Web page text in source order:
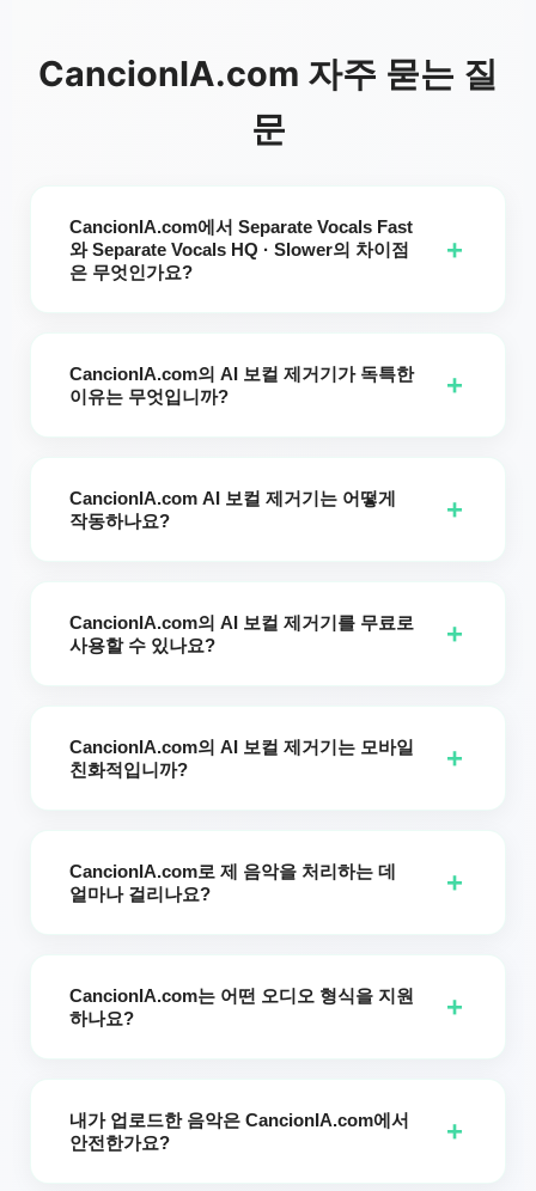
CancionIA.com 자주 묻는 질
문
CancionIA.com에서 Separate Vocals Fast
와 Separate Vocals HQ · Slower의 차이점
은 무엇인가요?
+
Separate Vocals Fast는 모든 사용자가 이용할 수 있는 반면
Separate Vocals HQ · Slower는 프리미엄 가입자 전용입니다.
CancionIA.com의 AI 보컬 제거기가 독특한
이유는 무엇입니까?
+
거기와 달리 CancionIA의 AI는 사용자 제작 트랙과 업로드된 노
래 모두에 최적화되어 모든 음악 스타일에 대해 높은 품질의 결
CancionIA.com AI 보컬 제거기는 어떻게
작동하나요?
+
세요. 약 3분 후에 악기 전용 트랙 1개와 보컬 전용 트랙 1개, 총
두 개의 분리된 트랙을 받을 수 있으며 이는 노래방, 커버 또는
CancionIA.com의 AI 보컬 제거기를 무료로
사용할 수 있나요?
+
에서 생성된 음악이나 사용자가 업로드한 트랙에서 보컬을 제한
없이 제거하려면 구독으로 업그레이드해야 합니다. 고품질 보컬
CancionIA.com의 AI 보컬 제거기는 모바일
친화적입니까?
+
을 다운로드할 수 있습니다.
CancionIA.com로 제 음악을 처리하는 데
얼마나 걸리나요?
+
CancionIA.com는 어떤 오디오 형식을 지원
하나요?
+
나인지 확인해 주십시오.
내가 업로드한 음악은 CancionIA.com에서
안전한가요?
+